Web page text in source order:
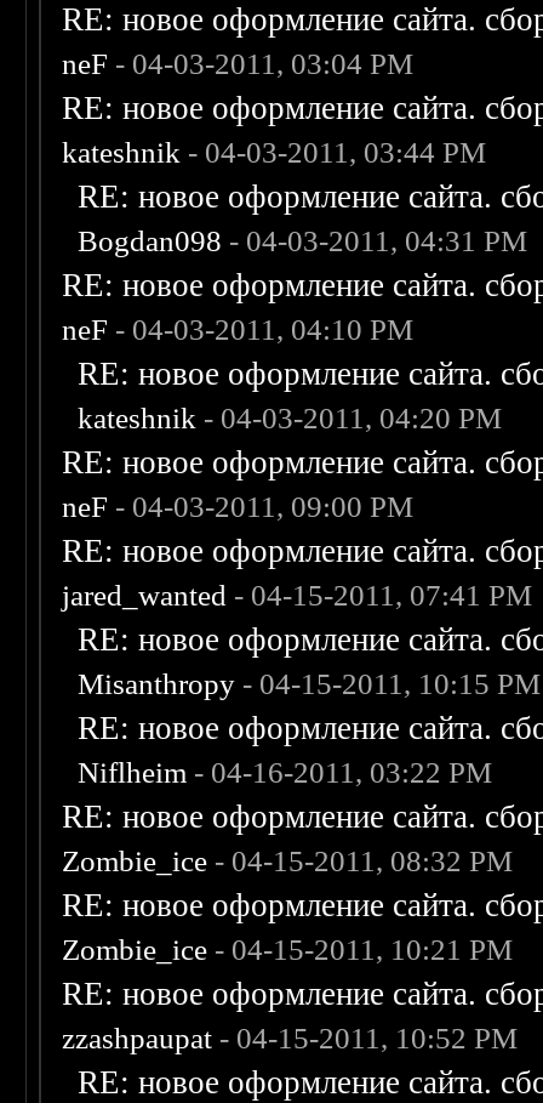
RE: новое оформление сайта.
neF - 04-03-2011, 03:04 PM
RE: новое оформление сайта.
kateshnik - 04-03-2011, 03:44 PM
RE: новое оформление сайта.
Bogdan098 - 04-03-2011, 04:31 PM
RE: новое оформление сайта.
neF - 04-03-2011, 04:10 PM
RE: новое оформление сайта.
kateshnik - 04-03-2011, 04:20 PM
RE: новое оформление сайта.
neF - 04-03-2011, 09:00 PM
RE: новое оформление сайта.
jared_wanted - 04-15-2011, 07:41 PM
RE: новое оформление сайта.
Misanthropy - 04-15-2011, 10:15 PM
RE: новое оформление сайта.
Niflheim - 04-16-2011, 03:22 PM
RE: новое оформление сайта.
Zombie_ice - 04-15-2011, 08:32 PM
RE: новое оформление сайта.
Zombie_ice - 04-15-2011, 10:21 PM
RE: новое оформление сайта.
zzashpaupat - 04-15-2011, 10:52 PM
RE: новое оформление сайта.